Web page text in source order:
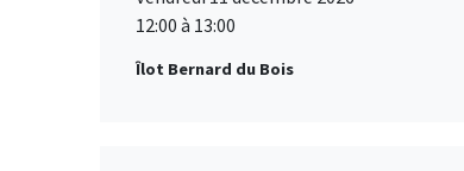
12:00 à 13:00
Îlot Bernard du Bois